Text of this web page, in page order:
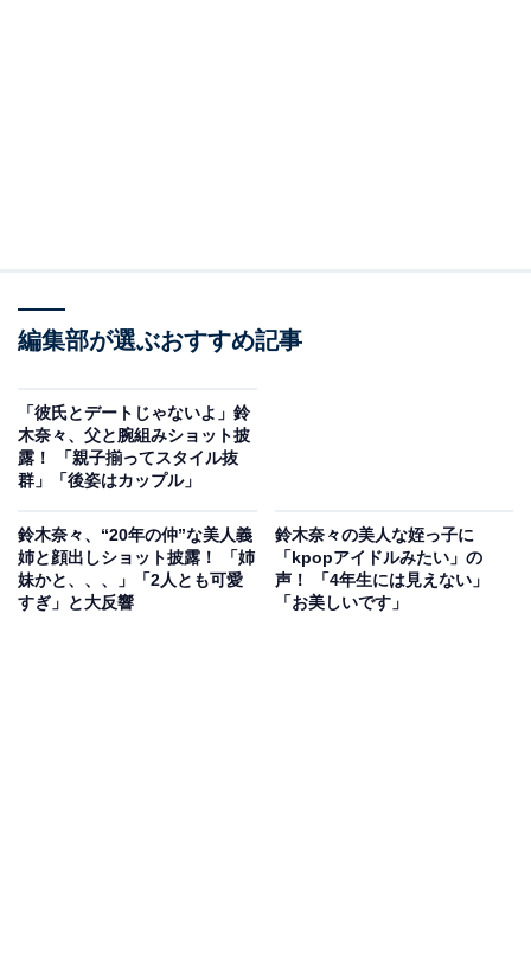
編集部が選ぶおすすめ記事
「彼氏とデートじゃないよ」鈴
木奈々、父と腕組みショット披
露！ 「親子揃ってスタイル抜
群」「後姿はカップル」
鈴木奈々、“20年の仲”な美人義
姉と顔出しショット披露！ 「姉
妹かと、、、」「2人とも可愛
すぎ」と大反響
鈴木奈々の美人な姪っ子に
「kpopアイドルみたい」の
声！ 「4年生には見えない」
「お美しいです」